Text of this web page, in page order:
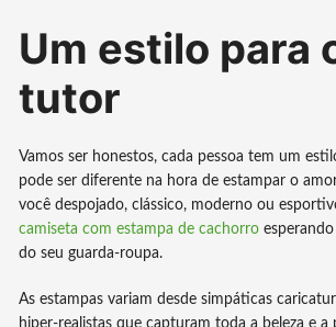
Um estilo para
tutor
Vamos ser honestos, cada pessoa tem um
pode ser diferente na hora de estampar o
você despojado, clássico, moderno ou
camiseta com estampa de cachorro
do seu guarda-roupa.
As estampas variam desde simpáticas